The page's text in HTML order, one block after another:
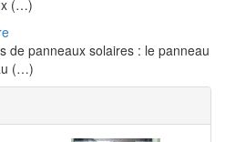
(…)
de panneaux solaires : le panneau
(…)